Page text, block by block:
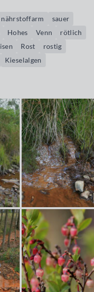
nährstoffarm
sauer
Hohes Venn
rötlich
Rost
rostig
Kieselalgen